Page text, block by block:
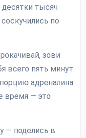
тысяч
по
зови
всего пять минут
адреналина
время — это
— поделись в